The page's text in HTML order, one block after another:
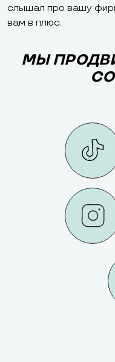
слышал про вашу
вам в плюс.
МЫ